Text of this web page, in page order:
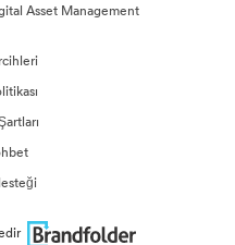
Asset Management